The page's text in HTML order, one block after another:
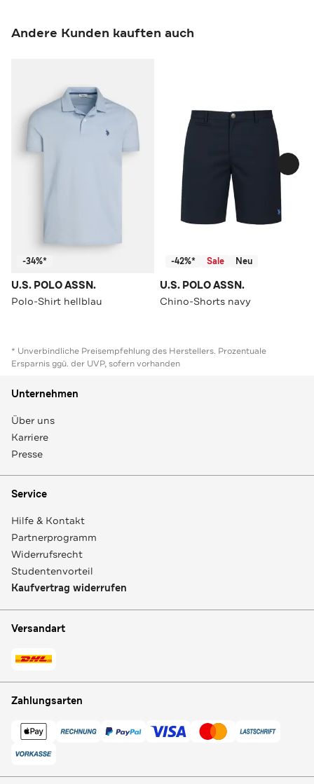
Andere Kunden kauften auch
-34%*
U.S. POLO ASSN.
Polo-Shirt hellblau
-42%* Sale Neu
U.S. POLO ASSN.
Chino-Shorts navy
* Unverbindliche Preisempfehlung des Herstellers. Prozentuale
Ersparnis ggü. der UVP, sofern vorhanden
Unternehmen
Über uns
Karriere
Presse
Service
Hilfe & Kontakt
Partnerprogramm
Widerrufsrecht
Studentenvorteil
Kaufvertrag widerrufen
Versandart
Zahlungsarten